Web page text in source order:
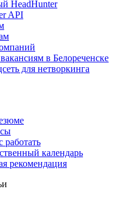
HeadHunter
API
в Белореченске
для нетворкинга
работать
календарь
рекомендация